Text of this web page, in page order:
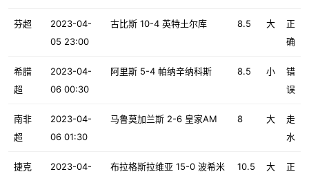
芬超
2023-04-
05 23:00
古比斯 10-4 英特土尔库 8.5 大
正
确
希腊
超
2023-04-
06 00:30
阿里斯 5-4 帕纳辛纳科斯 8.5 小
错
误
南非
超
2023-04-
06 01:30
马鲁莫加兰斯 2-6 皇家AM 8 大
走
水
捷克 2023-04- 布拉格斯拉维亚 15-0 波希米 10.5 大 正